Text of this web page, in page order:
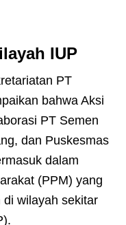
IUP
PT
bahwa Aksi
PT Semen
dan Puskesmas
dalam
(PPM) yang
wilayah sekitar